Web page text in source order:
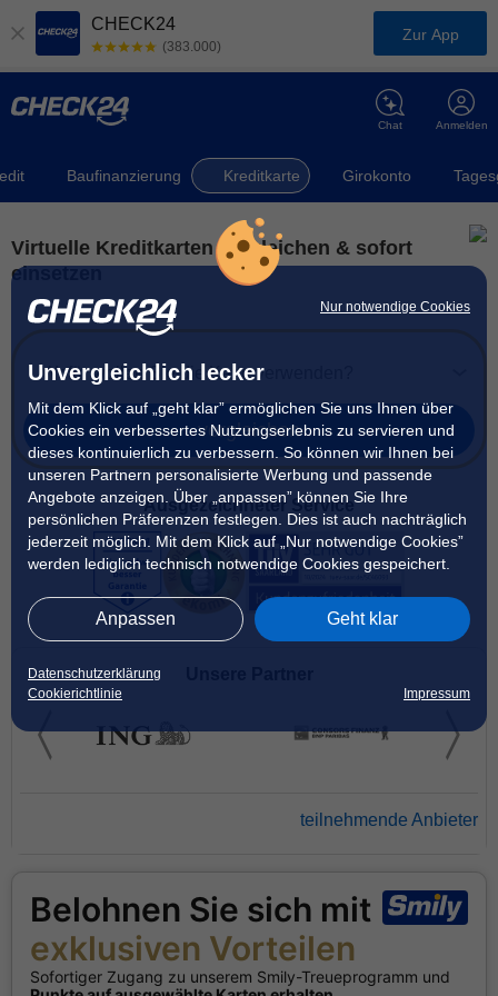
Nur notwendige Cookies
Unvergleichlich lecker
Mit dem Klick auf „geht klar” ermöglichen Sie uns Ihnen über
Cookies ein verbessertes Nutzungserlebnis zu servieren und
dieses kontinuierlich zu verbessern. So können wir Ihnen bei
unseren Partnern personalisierte Werbung und passende
Angebote anzeigen. Über „anpassen” können Sie Ihre
persönlichen Präferenzen festlegen. Dies ist auch nachträglich
jederzeit möglich. Mit dem Klick auf „Nur notwendige Cookies”
werden lediglich technisch notwendige Cookies gespeichert.
Anpassen Geht klar
Datenschutzerklärung
Cookierichtlinie
Impressum
CHECK24
(383.000)
Zur App
Anmelden
Chat
Baufinanzierung Kreditkarte Girokonto
Virtuelle Kreditkarten vergleichen & sofort
einsetzen
Wofür wollen Sie die Karte verwenden?
vergleichen
Ausgezeichneter Service
teilnehmende Anbieter
Belohnen Sie sich mit
exklusiven Vorteilen
Sofortiger Zugang zu unserem Smily-Treueprogramm und